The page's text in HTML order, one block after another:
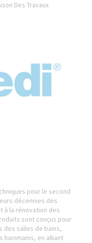
Des Travaux
pour le second
décennies des
à la rénovation des
sont conçus pour
des salles de bains,
en alliant